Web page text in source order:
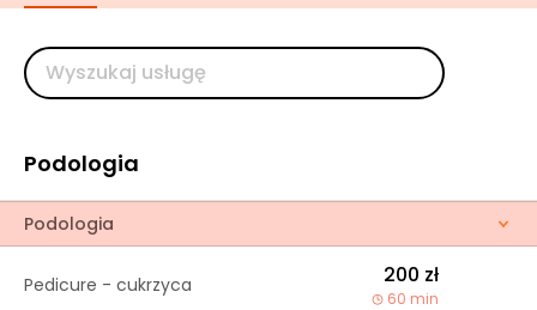
Podologia
Podologia
Pedicure - cukrzyca 200 zł
60 min